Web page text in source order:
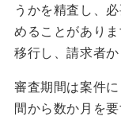
うかを精査し、
めることがあり
移行し、請求者
審査期間は案件
間から数か月を